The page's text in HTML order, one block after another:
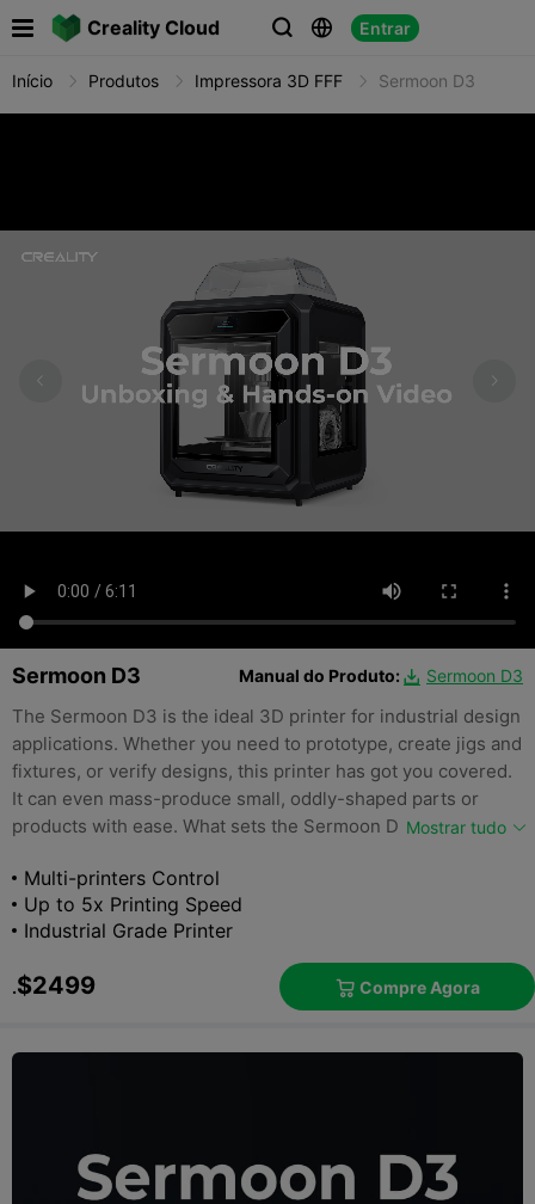
Creality Cloud   Entrar

Início Produtos Impressora 3D FFF Sermoon D3
Sermoon D3 Manual do Produto:  Sermoon D3
The Sermoon D3 is the ideal 3D printer for industrial design
applications. Whether you need to prototype, create jigs and
fixtures, or verify designs, this printer has got you covered.
It can even mass-produce small, oddly-shaped parts or
products with ease. What sets the Sermoon D3 apart is its
manner, providing you with stable, reliable results every
time.
Mostrar tudo
Multi-printers Control
Up to 5x Printing Speed
Industrial Grade Printer
.$2499  Compre Agora